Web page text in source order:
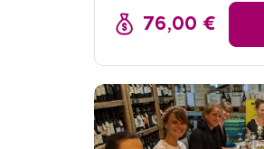
76,00 €